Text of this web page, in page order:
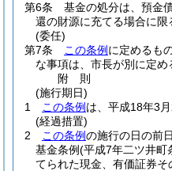
第6条
基金の処分は、預金
還の財源に充てる場合に限
(委任)
第7条
この条例 に定めるも
な事項は、市長が別に定め
附 則
(施行期日)
1
この条例 は、平成18年3
(経過措置)
2
この条例の施行の日の前
基金条例(平成7年二ツ井町
てられた現金、有価証券そ